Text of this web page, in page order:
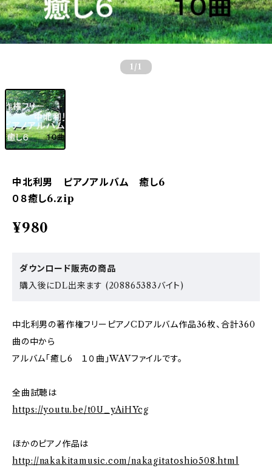
1 /1
中北利男 ピアノアルバム 癒し6
０８癒し6.zip
¥980
ダウンロード販売の商品
購入後にDL出来ます (208865383バイト)
中北利男の著作権フリーピアノCDアルバム作品36枚、合計360
曲の中から
アルバム「癒し6 １０曲」WAVファイルです。
全曲試聴は
https://youtu.be/t0U_yAiHYcg
ほかのピアノ作品は
http://nakakitamusic.com/nakagitatoshio508.html